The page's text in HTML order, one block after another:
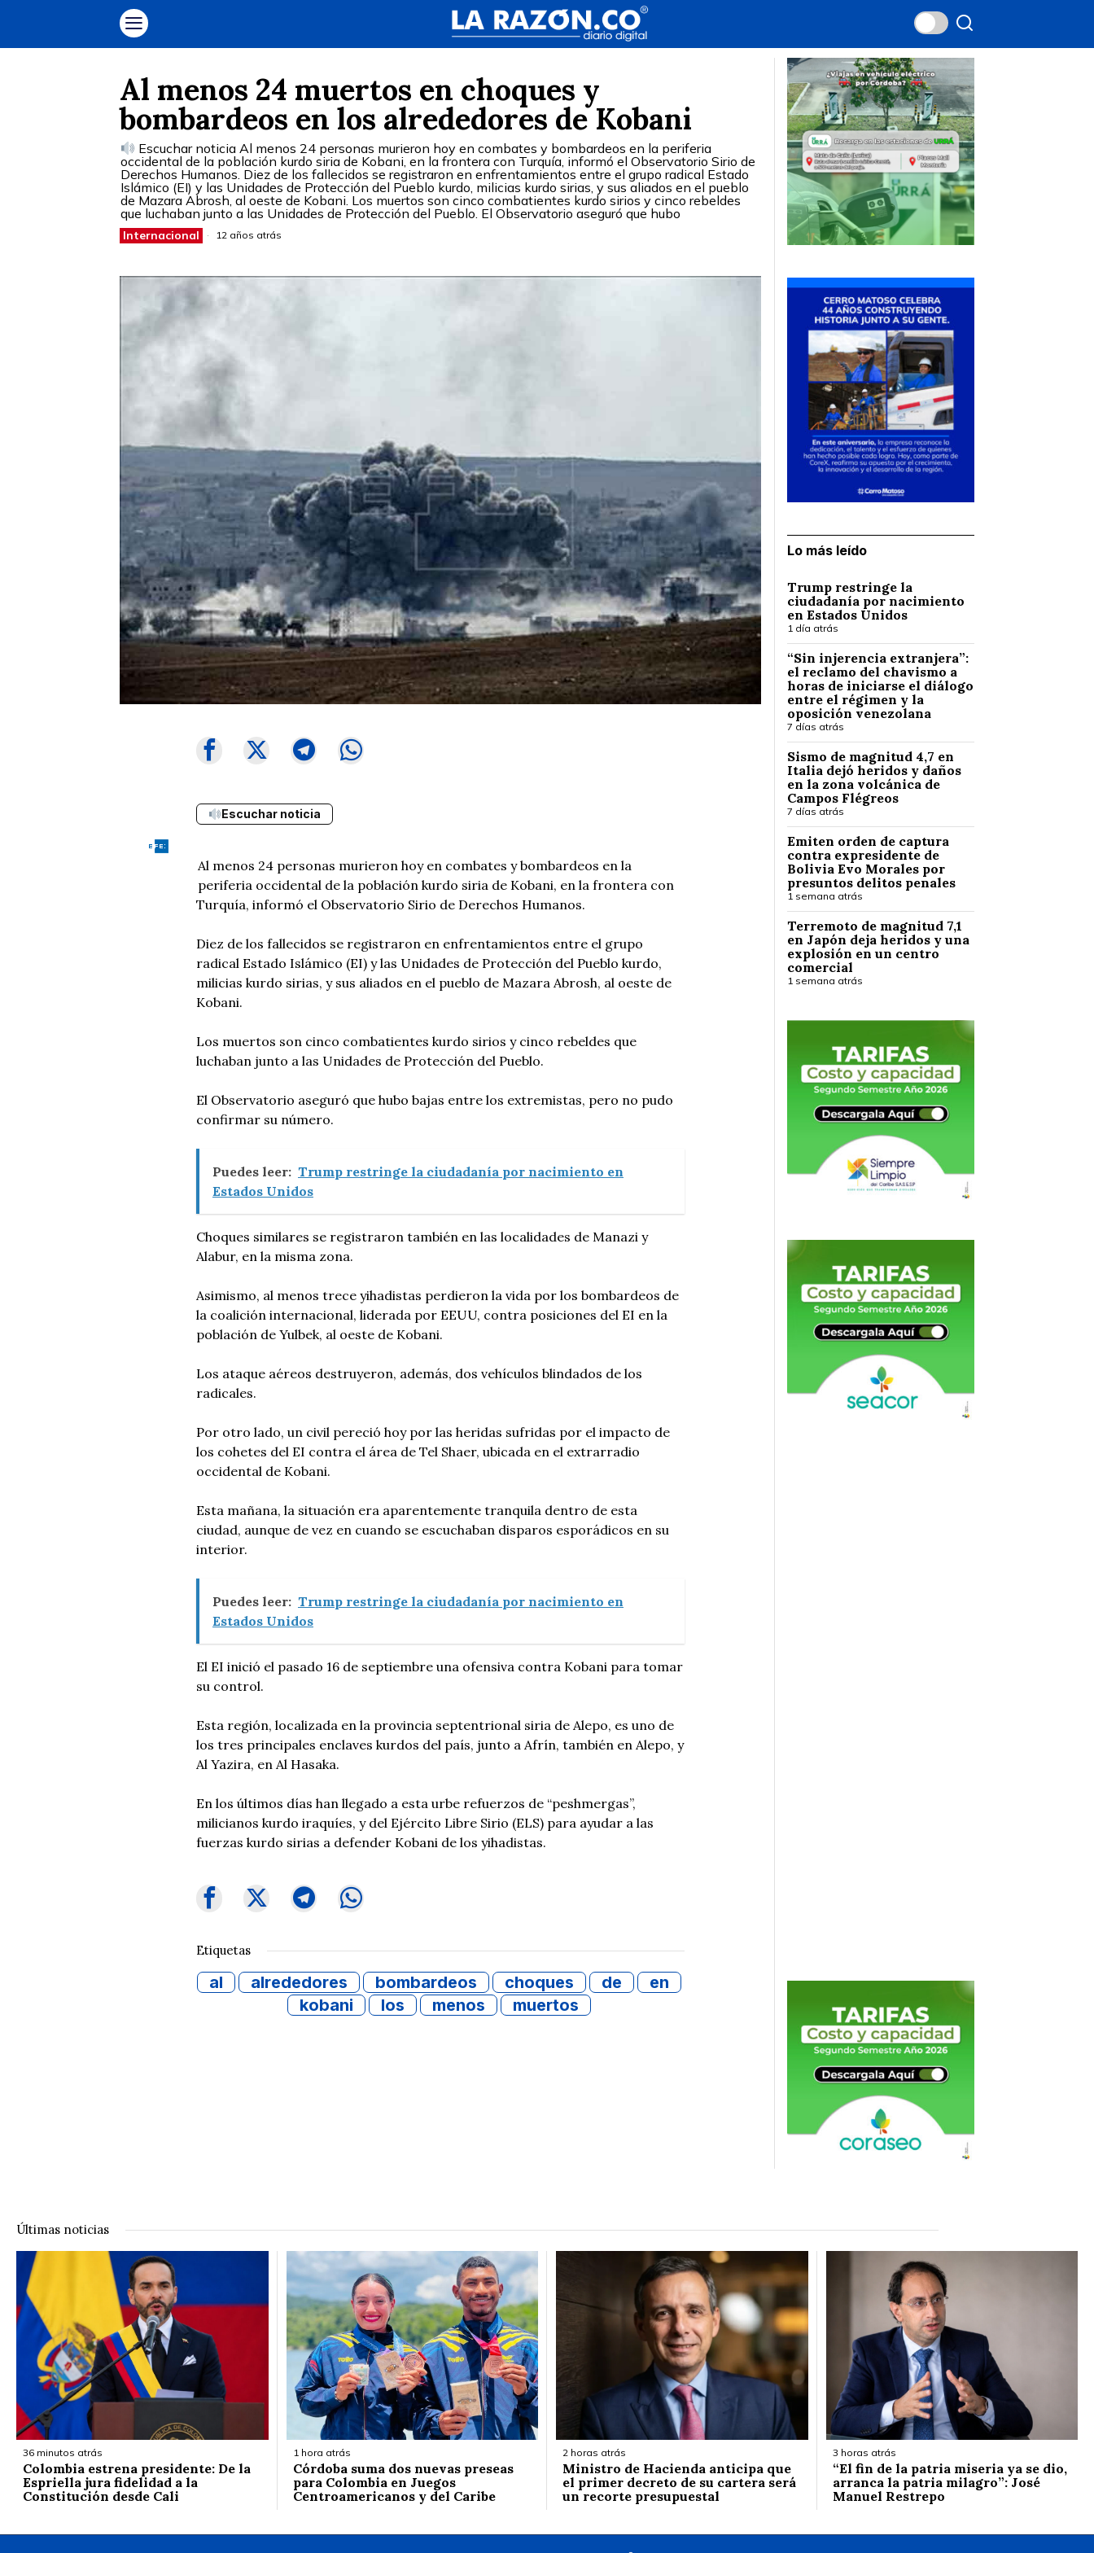
Al menos 24 muertos en choques y
bombardeos en los alrededores de Kobani
Escuchar noticia Al menos 24 personas murieron hoy en combates y bombardeos en la periferia
occidental de la población kurdo siria de Kobani, en la frontera con Turquía, informó el Observatorio Sirio de
Derechos Humanos. Diez de los fallecidos se registraron en enfrentamientos entre el grupo radical Estado
Islámico (EI) y las Unidades de Protección del Pueblo kurdo, milicias kurdo sirias, y sus aliados en el pueblo
de Mazara Abrosh, al oeste de Kobani. Los muertos son cinco combatientes kurdo sirios y cinco rebeldes
que luchaban junto a las Unidades de Protección del Pueblo. El Observatorio aseguró que hubo
Internacional 12 años atrás
Escuchar noticia
Al menos 24 personas murieron hoy en combates y bombardeos en la
periferia occidental de la población kurdo siria de Kobani, en la frontera con
Turquía, informó el Observatorio Sirio de Derechos Humanos.
Diez de los fallecidos se registraron en enfrentamientos entre el grupo
radical Estado Islámico (EI) y las Unidades de Protección del Pueblo kurdo,
milicias kurdo sirias, y sus aliados en el pueblo de Mazara Abrosh, al oeste de
Kobani.
Los muertos son cinco combatientes kurdo sirios y cinco rebeldes que
luchaban junto a las Unidades de Protección del Pueblo.
El Observatorio aseguró que hubo bajas entre los extremistas, pero no pudo
confirmar su número.
Puedes leer: Trump restringe la ciudadanía por nacimiento en
Estados Unidos
Choques similares se registraron también en las localidades de Manazi y
Alabur, en la misma zona.
Asimismo, al menos trece yihadistas perdieron la vida por los bombardeos de
la coalición internacional, liderada por EEUU, contra posiciones del EI en la
población de Yulbek, al oeste de Kobani.
Los ataque aéreos destruyeron, además, dos vehículos blindados de los
radicales.
Por otro lado, un civil pereció hoy por las heridas sufridas por el impacto de
los cohetes del EI contra el área de Tel Shaer, ubicada en el extrarradio
occidental de Kobani.
Esta mañana, la situación era aparentemente tranquila dentro de esta
ciudad, aunque de vez en cuando se escuchaban disparos esporádicos en su
interior.
Puedes leer: Trump restringe la ciudadanía por nacimiento en
Estados Unidos
El EI inició el pasado 16 de septiembre una ofensiva contra Kobani para tomar
su control.
Esta región, localizada en la provincia septentrional siria de Alepo, es uno de
los tres principales enclaves kurdos del país, junto a Afrín, también en Alepo, y
Al Yazira, en Al Hasaka.
En los últimos días han llegado a esta urbe refuerzos de “peshmergas”,
milicianos kurdo iraquíes, y del Ejército Libre Sirio (ELS) para ayudar a las
fuerzas kurdo sirias a defender Kobani de los yihadistas.
Etiquetas
al alrededores bombardeos choques de
en
kobani
los menos muertos
Lo más leído
Trump restringe la
ciudadanía por nacimiento
en Estados Unidos
1 día atrás
“Sin injerencia extranjera”:
el reclamo del chavismo a
horas de iniciarse el diálogo
entre el régimen y la
oposición venezolana
7 días atrás
Sismo de magnitud 4,7 en
Italia dejó heridos y daños
en la zona volcánica de
Campos Flégreos
7 días atrás
Emiten orden de captura
contra expresidente de
Bolivia Evo Morales por
presuntos delitos penales
1 semana atrás
Terremoto de magnitud 7,1
en Japón deja heridos y una
explosión en un centro
comercial
1 semana atrás
Últimas noticias
36 minutos atrás
Colombia estrena presidente: De la
Espriella jura fidelidad a la
Constitución desde Cali
1 hora atrás
Córdoba suma dos nuevas preseas
para Colombia en Juegos
Centroamericanos y del Caribe
2 horas atrás
Ministro de Hacienda anticipa que
el primer decreto de su cartera será
un recorte presupuestal
3 horas atrás
“El fin de la patria miseria ya se dio,
arranca la patria milagro”: José
Manuel Restrepo